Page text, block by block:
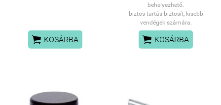
 KOSÁRBA
behelyezhető.
biztos tartás biztosít, kisebb
vendégek számára.
 KOSÁRBA